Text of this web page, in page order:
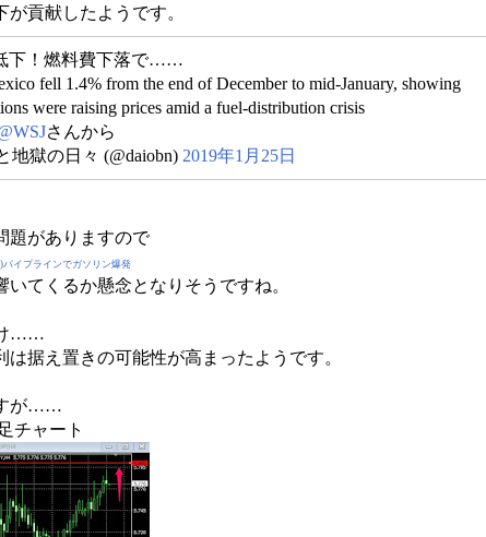
貢献したようです。
下！燃料費下落で……
fell 1.4% from the end of December to mid-January, showing
were raising prices amid a fuel-distribution crisis
さんから
獄の日々 (@daiobn) 2019年1月25日
題がありますので
イプラインでガソリン爆発
てくるか懸念となりそうですね。
け……
据え置きの可能性が高まったようです。
が……
チャート